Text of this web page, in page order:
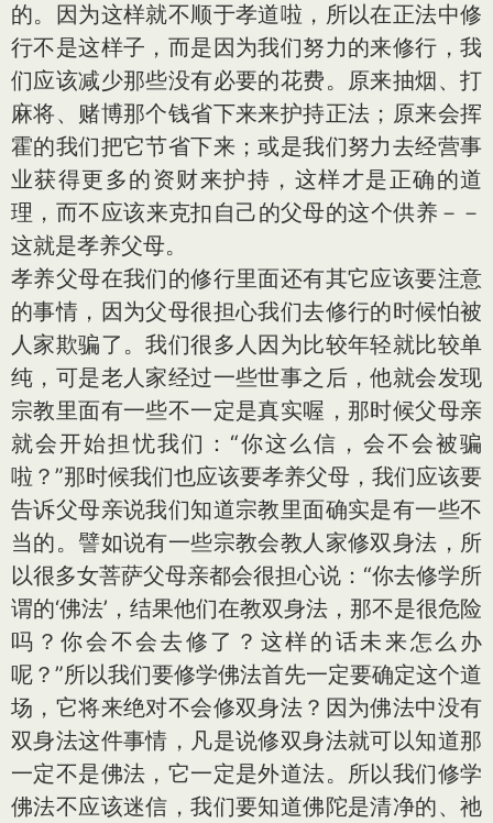
的。因为这样就不顺于孝道啦，所以在正法中修
行不是这样子，而是因为我们努力的来修行，我
们应该减少那些没有必要的花费。原来抽烟、打
麻将、赌博那个钱省下来来护持正法；原来会挥
霍的我们把它节省下来；或是我们努力去经营事
业获得更多的资财来护持，这样才是正确的道
理，而不应该来克扣自己的父母的这个供养－－
这就是孝养父母。
孝养父母在我们的修行里面还有其它应该要注意
的事情，因为父母很担心我们去修行的时候怕被
人家欺骗了。我们很多人因为比较年轻就比较单
纯，可是老人家经过一些世事之后，他就会发现
宗教里面有一些不一定是真实喔，那时候父母亲
就会开始担忧我们：“你这么信，会不会被骗
啦？”那时候我们也应该要孝养父母，我们应该要
告诉父母亲说我们知道宗教里面确实是有一些不
当的。譬如说有一些宗教会教人家修双身法，所
以很多女菩萨父母亲都会很担心说：“你去修学所
谓的‘佛法’，结果他们在教双身法，那不是很危险
吗？你会不会去修了？这样的话未来怎么办
呢？”所以我们要修学佛法首先一定要确定这个道
场，它将来绝对不会修双身法？因为佛法中没有
双身法这件事情，凡是说修双身法就可以知道那
一定不是佛法，它一定是外道法。所以我们修学
佛法不应该迷信，我们要知道佛陀是清净的、祂